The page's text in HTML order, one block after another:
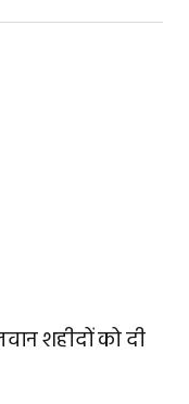
शहीदों को दी